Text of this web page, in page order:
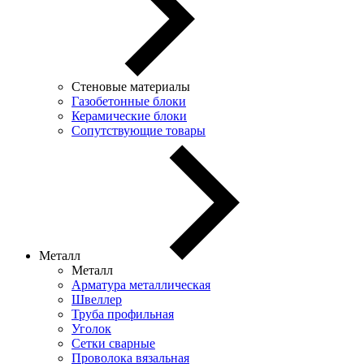
Стеновые материалы
Газобетонные блоки
Керамические блоки
Сопутствующие товары
Металл
Металл
Арматура металлическая
Швеллер
Труба профильная
Уголок
Сетки сварные
Проволока вязальная